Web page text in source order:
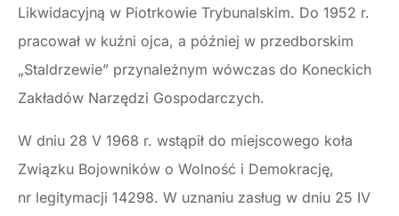
Likwidacyjną w Piotrkowie Trybunalskim. Do 1952 r.
pracował w kuźni ojca, a później w przedborskim
„Staldrzewie” przynależnym wówczas do Koneckich
Zakładów Narzędzi Gospodarczych.
W dniu 28 V 1968 r. wstąpił do miejscowego koła
Związku Bojowników o Wolność i Demokrację,
nr legitymacji 14298. W uznaniu zasług w dniu 25 IV